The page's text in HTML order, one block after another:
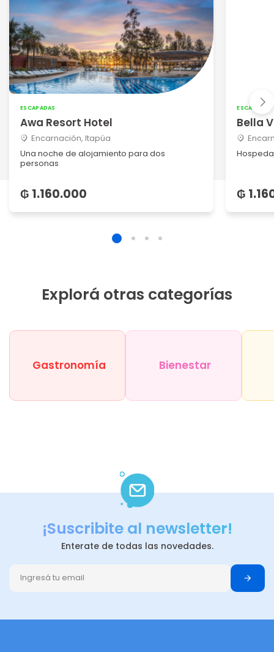
ESCAPADAS
Awa Resort Hotel
Encarnación, Itapúa
Una noche de alojamiento para dos
personas
₲ 1.160.000
ESCAPADAS
Bella
₲
Explorá otras categorías
Gastronomía Bienestar
¡Suscribite al newsletter!
Enterate de todas las novedades.